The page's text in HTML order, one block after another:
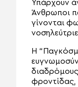
Υπάρχουν
Άνθρωποι
γίνονται
Η
φροντίδας,